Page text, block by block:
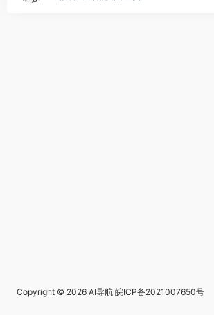
Copyright © 2026 AI导航 皖ICP备2021007650号